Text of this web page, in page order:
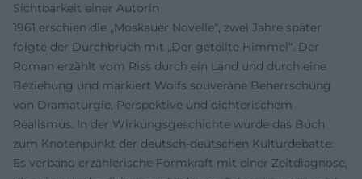
Sichtbarkeit einer Autorin
1961 erschien die „Moskauer Novelle“, zwei Jahre später
folgte der Durchbruch mit „Der geteilte Himmel“. Der
Roman erzählt vom Riss durch ein Land und durch eine
Beziehung und markiert Wolfs souveräne Beherrschung
von Dramaturgie, Perspektive und dichterischem
Realismus. In der Wirkungsgeschichte wurde das Buch
zum Knotenpunkt der deutsch-deutschen Kulturdebatte:
Es verband erzählerische Formkraft mit einer Zeitdiagnose,